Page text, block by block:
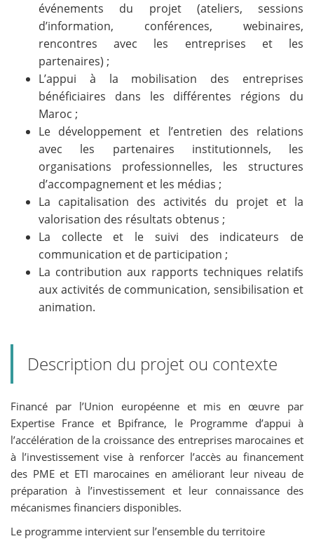
événements du projet (ateliers, sessions
d’information, conférences, webinaires,
rencontres avec les entreprises et les
partenaires) ;
L’appui à la mobilisation des entreprises
bénéficiaires dans les différentes régions du
Maroc ;
Le développement et l’entretien des relations
avec les partenaires institutionnels, les
organisations professionnelles, les structures
d’accompagnement et les médias ;
La capitalisation des activités du projet et la
valorisation des résultats obtenus ;
La collecte et le suivi des indicateurs de
communication et de participation ;
La contribution aux rapports techniques relatifs
aux activités de communication, sensibilisation et
animation.
Description du projet ou contexte
Financé par l’Union européenne et mis en œuvre par
Expertise France et Bpifrance, le Programme d’appui à
l’accélération de la croissance des entreprises marocaines et
à l’investissement vise à renforcer l’accès au financement
des PME et ETI marocaines en améliorant leur niveau de
préparation à l’investissement et leur connaissance des
mécanismes financiers disponibles.
Le programme intervient sur l’ensemble du territoire